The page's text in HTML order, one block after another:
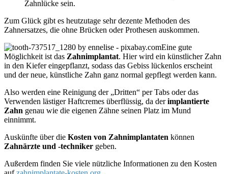
Zahnlücke sein.
Zum Glück gibt es heutzutage sehr dezente Methoden des
Zahnersatzes, die ohne Brücken oder Prothesen auskommen.
Eine gute
Möglichkeit ist das Zahnimplantat. Hier wird ein künstlicher Zahn
in den Kiefer eingepflanzt, sodass das Gebiss lückenlos erscheint
und der neue, künstliche Zahn ganz normal gepflegt werden kann.
Also werden eine Reinigung der „Dritten“ per Tabs oder das
Verwenden lästiger Haftcremes überflüssig, da derimplantierte
Zahn genau wie die eigenen Zähne seinen Platz im Mund
einnimmt.
Auskünfte über die Kosten von Zahnimplantaten können
Zahnärzte und -techniker geben.
Außerdem finden Sie viele nützliche Informationen zu den Kosten